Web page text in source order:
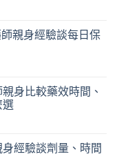
親身經驗談每日保
身比較藥效時間、
選
經驗談劑量、時間